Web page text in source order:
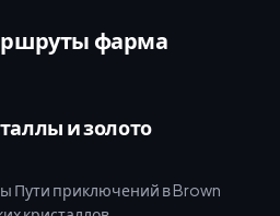
фарма
и золото